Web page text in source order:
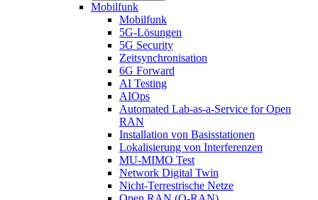
Mobilfunk
Mobilfunk
5G-Lösungen
5G Security
Zeitsynchronisation
6G Forward
AI Testing
AIOps
Automated Lab-as-a-Service for Open
RAN
Installation von Basisstationen
Lokalisierung von Interferenzen
MU-MIMO Test
Network Digital Twin
Nicht-Terrestrische Netze